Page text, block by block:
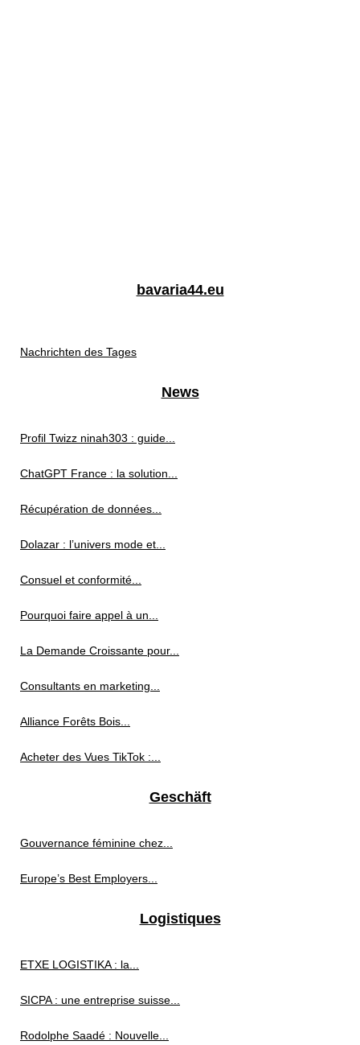
bavaria44.eu
Nachrichten des Tages
News
Profil Twizz ninah303 : guide...
ChatGPT France : la solution...
Récupération de données...
Dolazar : l’univers mode et...
Consuel et conformité...
Pourquoi faire appel à un...
La Demande Croissante pour...
Consultants en marketing...
Alliance Forêts Bois...
Acheter des Vues TikTok :...
Geschäft
Gouvernance féminine chez...
Europe’s Best Employers...
Logistiques
ETXE LOGISTIKA : la...
SICPA : une entreprise suisse...
Rodolphe Saadé : Nouvelle...